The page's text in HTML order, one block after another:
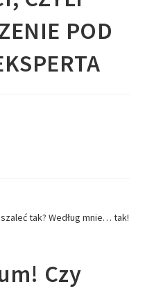
POD
Czy